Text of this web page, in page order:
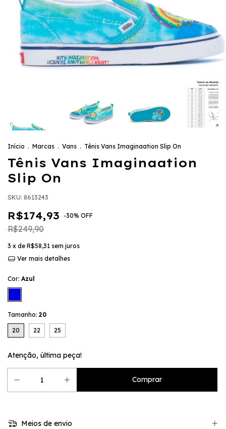
Início . Marcas . Vans . Tênis Vans Imaginaation Slip On
Tênis Vans Imaginaation
Slip On
SKU: 8613243
R$174,93 -30% OFF
R$249,90
3 x de R$58,31 sem juros
Ver mais detalhes
Cor: Azul
Tamanho: 20
20 22 25
Atenção, última peça!
Meios de envio